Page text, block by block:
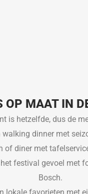
OP MAAT IN
is hetzelfde, dus de
walking dinner met
of diner met
festival gevoel met
Bosch.